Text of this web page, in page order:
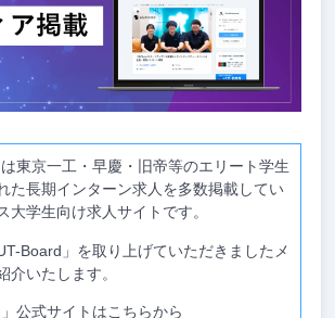
は東京一工・早慶・旧帝等のエリート学生
た長期インターン求人を多数掲載してい
大学生向け求人サイトです。
Board」を取り上げていただきましたメ
介いたします。
公式サイトはこちらから